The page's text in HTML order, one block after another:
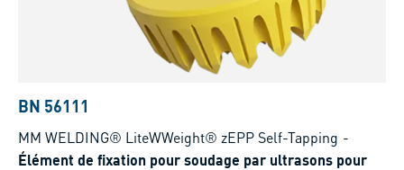
BN 56111
MM WELDING® LiteWWeight® zEPP Self-Tapping -
Élément de fixation pour soudage par ultrasons pour